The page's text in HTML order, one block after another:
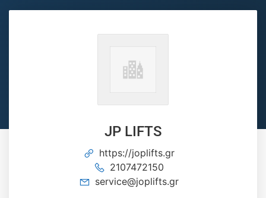
JP LIFTS
https://joplifts.gr
2107472150
service@joplifts.gr